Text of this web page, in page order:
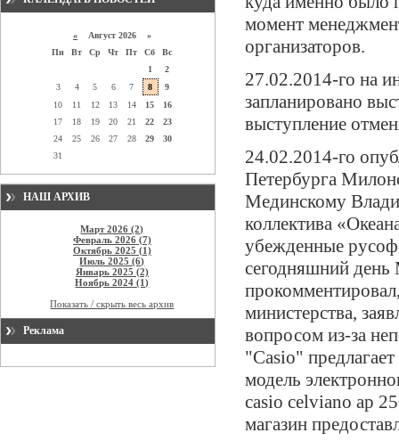
« Август 2026 »
Пн
Вт Ср Чт Пт Сб
Вс
1
2
3
4 5 6 7 8
9
10
11 12 13 14 15
16
17
18 19 20 21 22
23
24
25 26 27 28 29
30
31
НАШ АРХИВ
Март 2026 (2)
Февраль 2026 (7)
Октябрь 2025 (1)
Июль 2025 (6)
Январь 2025 (2)
Ноябрь 2024 (1)
Показать / скрыть весь архив
Реклама
момент
организаторов.
27.02.2014-го на
запланировано
выступление
24.02.2014-го
Петербурга
Мединскому
коллектива
убежденные
сегодняшний
министерства,
вопросом из-за
"Сasio"
модель
casio celviano ap
магазин